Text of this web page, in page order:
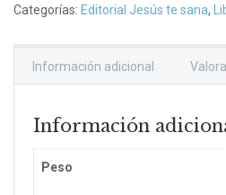
Categorías: Editorial Jesús te sana,
Información adicional
Información
Peso